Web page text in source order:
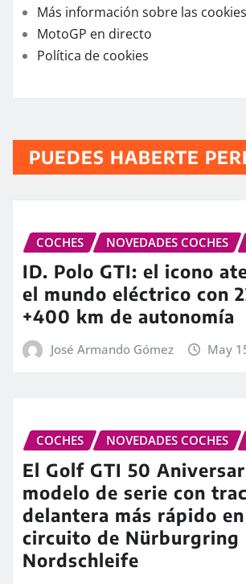
Más información sobre las cookies
MotoGP en directo
Política de cookies
PUEDES HABERTE
COCHES NOVEDADES COCHES
ID. Polo GTI: el icono
el mundo eléctrico con
+400 km de autonomía
José Armando Gómez May
COCHES NOVEDADES COCHES
El Golf GTI 50
modelo de serie con
delantera más rápido
circuito de Nürburgring
Nordschleife